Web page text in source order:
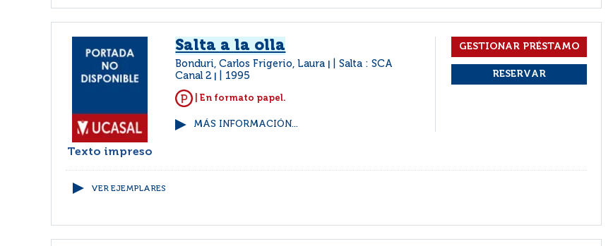
Texto impreso
Salta a la olla
Bonduri, Carlos Frigerio, Laura
Salta : SCA
Canal 2
1995
| En formato papel.
MÁS INFORMACIÓN...
VER EJEMPLARES